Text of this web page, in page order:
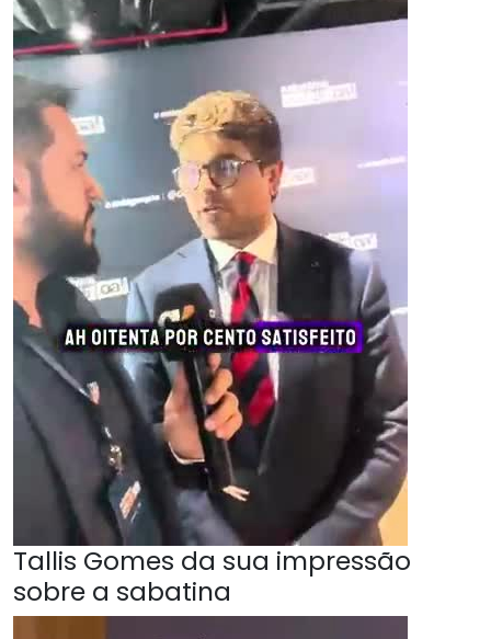
Tallis Gomes da sua impressão
sobre a sabatina